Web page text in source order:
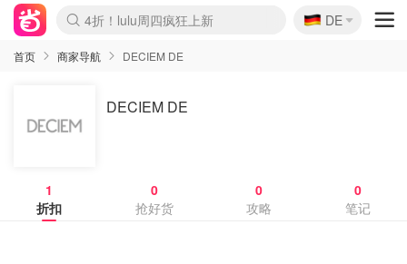
Boticinal 夏促开抢！
4折！lulu周四疯狂上新
还没结束！&OtherStories大促
Joybuy变相75折 随时失效
速领！Stanley独家85折
疑似霸哥！Camper额外叠85折
Zalando 奥莱闪促！每日更新
Moncler反季囤！5折起+叠9折
Coach Brooklyn仅€192
🇩🇪
DE
首页 商家导航 DECIEM DE
DECIEM DE
1
折扣
0
抢好货
0
攻略
0
笔记